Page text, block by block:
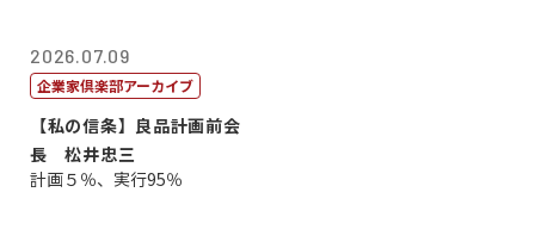
2026.07.09
企業家倶楽部アーカイブ
【私の信条】良品計画前会
長 松井忠三
計画５％、実行95％